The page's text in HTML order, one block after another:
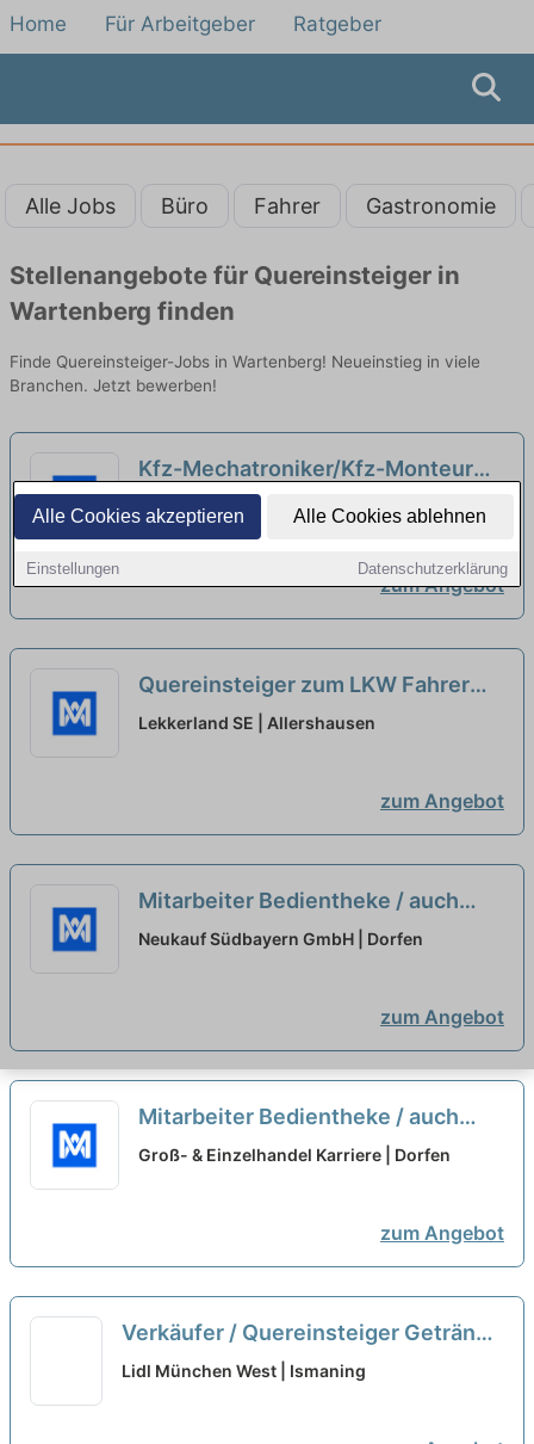
Alle Cookies akzeptieren Alle Cookies ablehnen
Einstellungen Datenschutzerklärung
Home Für Arbeitgeber Ratgeber
Alle Jobs Büro Fahrer Gastronomie
Stellenangebote für Quereinsteiger in
Wartenberg finden
Finde Quereinsteiger-Jobs in Wartenberg! Neueinstieg in viele
Branchen. Jetzt bewerben!
Kfz-Mechatroniker/Kfz-Monteur
(w/m/d) Fahrzeugglas in Landshut
- auch für Quereinsteiger - 357
Fahrzeugbau/-zulieferer Karriere | Landshut
zum Angebot
Quereinsteiger zum LKW Fahrer
(m/w/d) neu
Lekkerland SE | Allershausen
zum Angebot
Mitarbeiter Bedientheke / auch
Quereinsteiger (m/w/d) neu
Neukauf Südbayern GmbH | Dorfen
zum Angebot
Mitarbeiter Bedientheke / auch
Quereinsteiger (m/w/d) neu
Groß- & Einzelhandel Karriere | Dorfen
zum Angebot
Verkäufer / Quereinsteiger Getränke
(m/w/d) Teilzeit neu
Lidl München West | Ismaning